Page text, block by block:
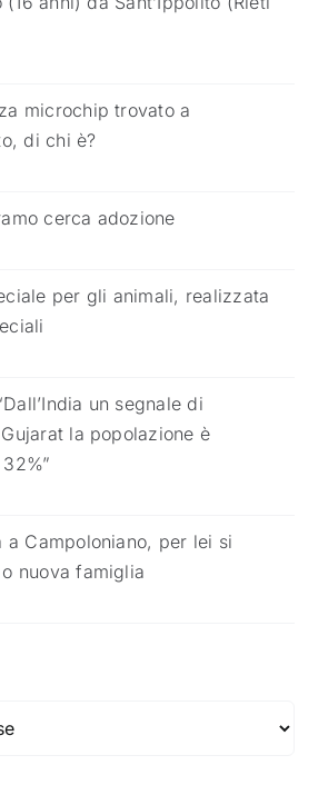
microchip trovato a
di chi è?
cerca adozione
per gli animali, realizzata
un segnale di
la popolazione è
a Campoloniano, per lei si
nuova famiglia